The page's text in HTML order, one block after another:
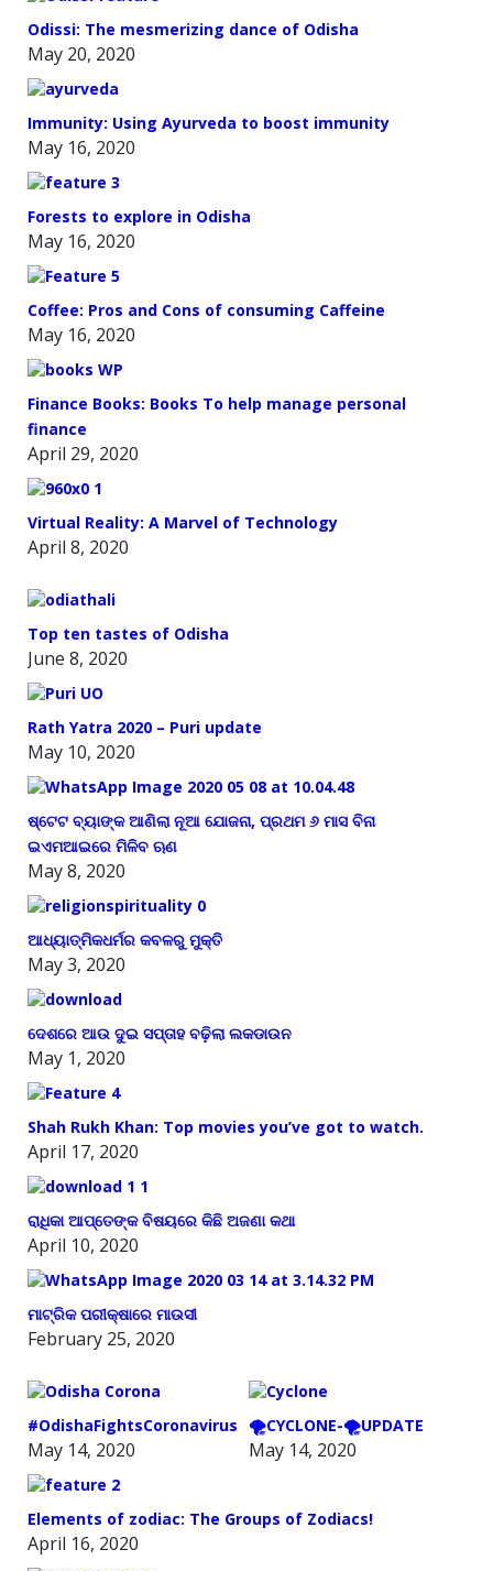
Odissi: The mesmerizing dance of Odisha
May 20, 2020
Immunity: Using Ayurveda to boost immunity
May 16, 2020
Forests to explore in Odisha
May 16, 2020
Coffee: Pros and Cons of consuming Caffeine
May 16, 2020
Finance Books: Books To help manage personal
finance
April 29, 2020
Virtual Reality: A Marvel of Technology
April 8, 2020
Top ten tastes of Odisha
June 8, 2020
Rath Yatra 2020 – Puri update
May 10, 2020
ଷ୍ଟେଟ ବ୍ୟାଙ୍କ ଆଣିଲା ନୂଆ ଯୋଜନା, ପ୍ରଥମ ୬ ମାସ ବିନା
ଇଏମଆଇରେ ମିଳିବ ଋଣ
May 8, 2020
ଆଧ୍ୟାତ୍ମିକଧର୍ମର କବଳରୁ ମୁକ୍ତି
May 3, 2020
ଦେଶରେ ଆଉ ଦୁଇ ସପ୍ତାହ ବଢ଼ିଲା ଲକଡାଉନ
May 1, 2020
Shah Rukh Khan: Top movies you’ve got to watch.
April 17, 2020
ରାଧିକା ଆପ୍ତେଙ୍କ ବିଷୟରେ କିଛି ଅଜଣା କଥା
April 10, 2020
ମାଟ୍ରିକ ପରୀକ୍ଷାରେ ମାଉସୀ
February 25, 2020
#OdishaFightsCoronavirus
May 14, 2020
🌪️CYCLONE-🌪️UPDATE
May 14, 2020
Elements of zodiac: The Groups of Zodiacs!
April 16, 2020